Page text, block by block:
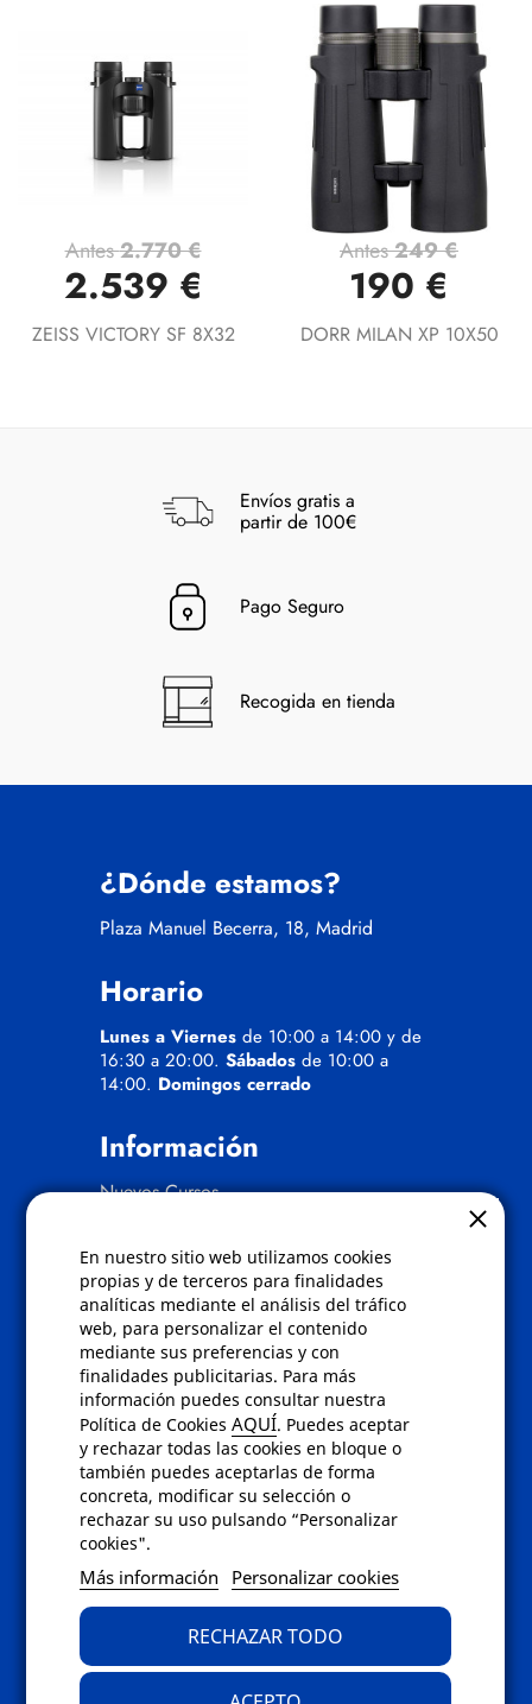
En nuestro sitio web utilizamos cookies
propias y de terceros para finalidades
analíticas mediante el análisis del tráfico
web, para personalizar el contenido
mediante sus preferencias y con
finalidades publicitarias. Para más
información puedes consultar nuestra
Política de CookiesAQUÍ. Puedes aceptar
y rechazar todas las cookies en bloque o
también puedes aceptarlas de forma
concreta, modificar su selección o
rechazar su uso pulsando “Personalizar
cookies".
Más información Personalizar cookies
RECHAZAR TODO
Antes2.770 €
2.539 €
ZEISS VICTORY SF 8X32
Antes249 €
190 €
DORR MILAN XP 10X50
Envíos gratis a
partir de 100€
Pago Seguro
Recogida en tienda
¿Dónde estamos?
Plaza Manuel Becerra, 18, Madrid
Horario
Lunes a Viernes de 10:00 a 14:00 y de
16:30 a 20:00. Sábados de 10:00 a
14:00. Domingos cerrado
Información
Nuevos Cursos
Políticas
Condiciones de compra
Aviso de privacidad
Cookies
Bajas comunicados comerciales
Derecho de desistimiento
Preguntas frecuentes
Contacto
Envíanos un email ainfo@fotoroma.es
bien rellena nuestroformulario de